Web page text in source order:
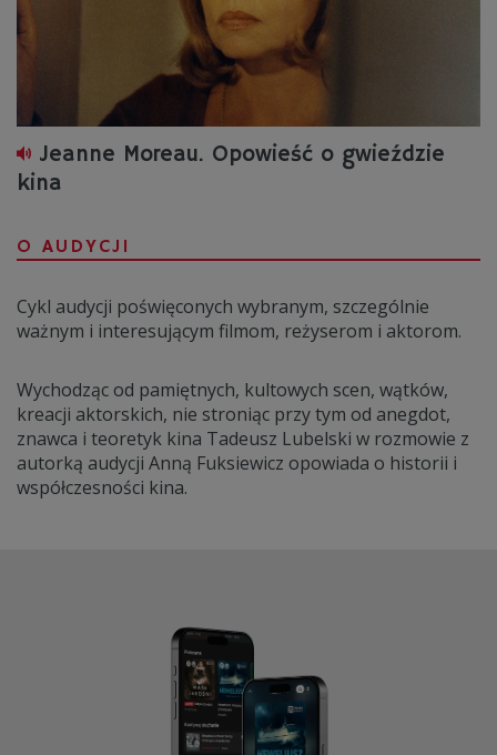
Jeanne Moreau. Opowieść o gwieździe
kina
O AUDYCJI
Cykl audycji poświęconych wybranym, szczególnie
ważnym i interesującym filmom, reżyserom i aktorom.
Wychodząc od pamiętnych, kultowych scen, wątków,
kreacji aktorskich, nie stroniąc przy tym od anegdot,
znawca i teoretyk kina Tadeusz Lubelski w rozmowie z
autorką audycji Anną Fuksiewicz opowiada o historii i
współczesności kina.